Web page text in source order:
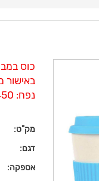
כוס
באישור
נפח: 450 מ”ל.
מק"ט:
דגם:
אספקה: